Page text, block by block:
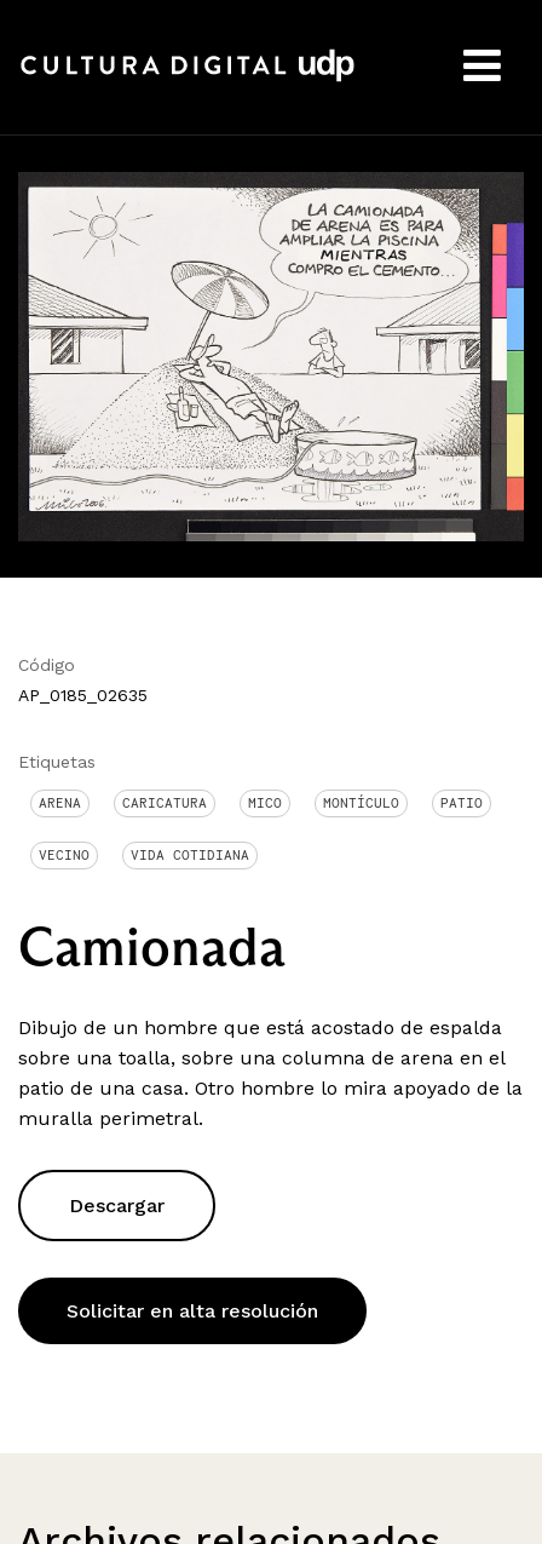
Código
AP_0185_02635
Etiquetas
ARENA CARICATURA MICO MONTÍCULO PATIO
VECINO VIDA COTIDIANA
Camionada
Dibujo de un hombre que está acostado de espalda
sobre una toalla, sobre una columna de arena en el
patio de una casa. Otro hombre lo mira apoyado de la
muralla perimetral.
Descargar
Solicitar en alta resolución